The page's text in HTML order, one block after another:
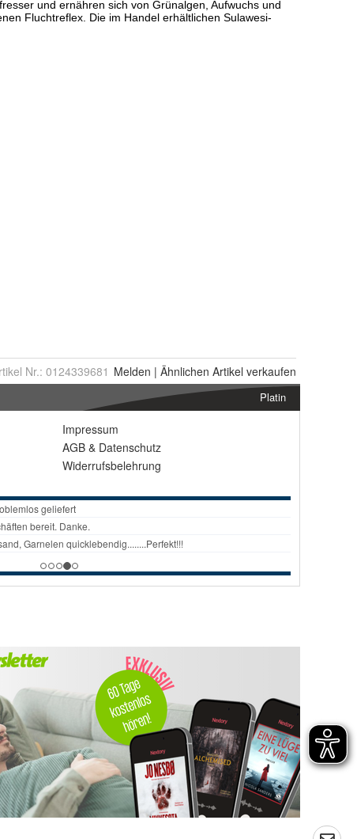
Nr.: 0124339681 Melden | Ähnlichen Artikel verkaufen
Platin
Impressum
AGB & Datenschutz
Widerrufsbelehrung